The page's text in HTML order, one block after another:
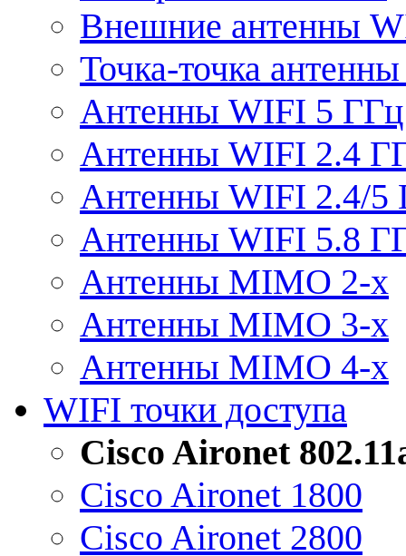
Внешние антенны
Точка-точка
Антенны WIFI 5 ГГц
Антенны WIFI 2.4
Антенны WIFI 2.4/5
Антенны WIFI 5.8
Антенны MIMO 2-x
Антенны MIMO 3-x
Антенны MIMO 4-x
WIFI точки доступа
Cisco Aironet
Cisco Aironet 1800
Cisco Aironet 2800